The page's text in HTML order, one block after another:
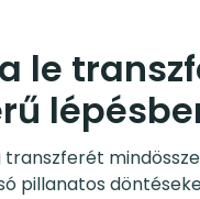
le
pillanatos